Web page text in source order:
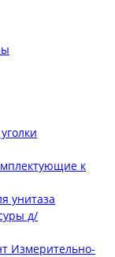
к
унитаза
д/
Измерительно-